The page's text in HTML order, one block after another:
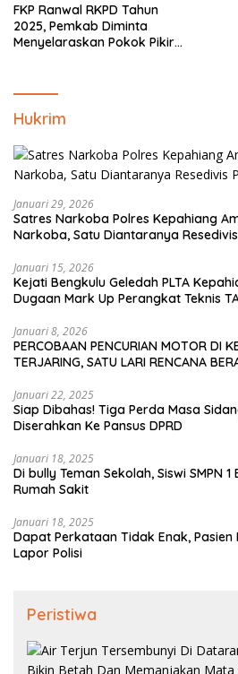
FKP Ranwal RKPD Tahun
2025, Pemkab Diminta
Menyelaraskan Pokok Pikiran
Hukrim
Januari 29, 2026
Satres Narkoba Polres Kepahiang
Narkoba, Satu Diantaranya
Januari 15, 2026
Kejati Bengkulu Geledah PLTA
Dugaan Mark Up Perangkat Teknis
Januari 8, 2026
PERCOBAAN PENCURIAN MOTOR DI
TERJARING, SATU LARI RENCANA
Januari 22, 2025
Siap Dibahas! Tiga Perda Masa
Diserahkan Ke Pansus DPRD
Januari 18, 2025
Di bully Teman Sekolah, Siswi SMPN
Rumah Sakit
Januari 18, 2025
Dapat Perkataan Tidak Enak, Pasien
Lapor Polisi
Peristiwa